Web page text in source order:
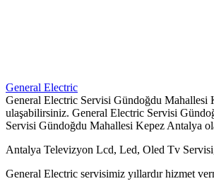
General Electric
General Electric Servisi Gündoğdu Mahallesi
ulaşabilirsiniz. General Electric Servisi
Servisi Gündoğdu Mahallesi Kepez Antalya
Antalya Televizyon Lcd, Led, Oled Tv
General Electric servisimiz yıllardır hizmet